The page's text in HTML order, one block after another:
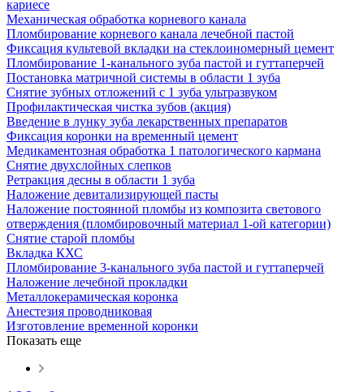
кариесе
Механическая обработка корневого канала
Пломбирование корневого канала лечебной пастой
Фиксация культевой вкладки на стеклоиномерный цемент
Пломбирование 1-канального зуба пастой и гуттаперчей
Постановка матричной системы в области 1 зуба
Снятие зубных отложений с 1 зуба ультразвуком
Профилактическая чистка зубов (акция)
Введение в лунку зуба лекарственных препаратов
Фиксация коронки на временный цемент
Медикаментозная обработка 1 патологического кармана
Снятие двухслойных слепков
Ретракция десны в области 1 зуба
Наложение девитализирующей пасты
Наложение постоянной пломбы из композита светового
отверждения (пломбировочный материал 1-ой категории)
Снятие старой пломбы
Вкладка КХС
Пломбирование 3-канального зуба пастой и гуттаперчей
Наложение лечебной прокладки
Металлокерамическая коронка
Анестезия проводниковая
Изготовление временной коронки
Показать еще